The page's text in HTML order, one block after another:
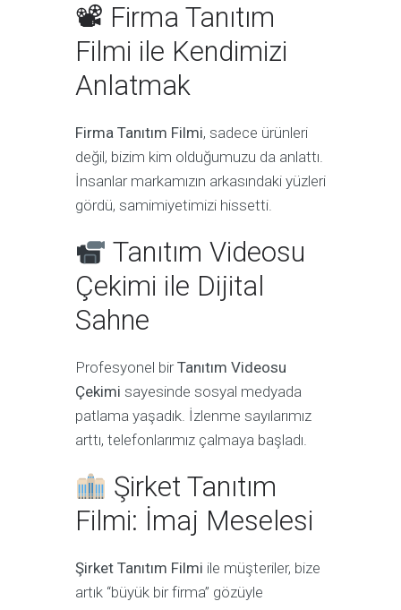
📽 Firma Tanıtım
Filmi ile Kendimizi
Anlatmak
Firma Tanıtım Filmi, sadece ürünleri
değil, bizim kim olduğumuzu da anlattı.
İnsanlar markamızın arkasındaki yüzleri
gördü, samimiyetimizi hissetti.
Tanıtım Videosu
Çekimi ile Dijital
Sahne
Profesyonel birTanıtım Videosu
Çekimi sayesinde sosyal medyada
patlama yaşadık. İzlenme sayılarımız
arttı, telefonlarımız çalmaya başladı.
Şirket Tanıtım
Filmi: İmaj Meselesi
Şirket Tanıtım Filmi ile müşteriler, bize
artık “büyük bir firma” gözüyle